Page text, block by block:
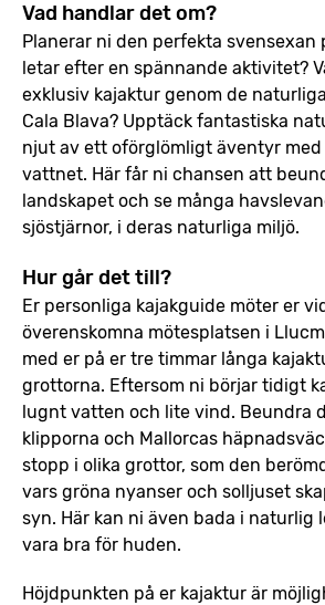
Vad handlar det om?
Planerar ni den perfekta svensexan
letar efter en spännande aktivitet?
exklusiv kajaktur genom de
Cala Blava? Upptäck fantastiska
njut av ett oförglömligt äventyr
vattnet. Här får ni chansen att
landskapet och se många
sjöstjärnor, i deras naturliga miljö.
Hur går det till?
Er personliga kajakguide möter er
överenskomna mötesplatsen i
med er på er tre timmar långa
grottorna. Eftersom ni börjar tidigt
lugnt vatten och lite vind. Beundra
klipporna och Mallorcas
stopp i olika grottor, som den
vars gröna nyanser och solljuset
syn. Här kan ni även bada i naturlig
vara bra för huden.
Höjdpunkten på er kajaktur är